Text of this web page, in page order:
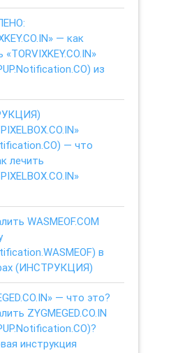
— как
из
— что
лечить
WASMEOF.COM
в
(ИНСТРУКЦИЯ)
— что это?
ZYGMEGED.CO.IN
инструкция